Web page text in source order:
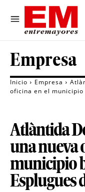
Empresa
Inicio Empresa
oficina en el
Atlàntida
una nueva
municipio
Esplugues